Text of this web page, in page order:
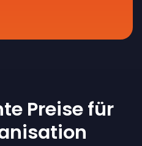
Preise für